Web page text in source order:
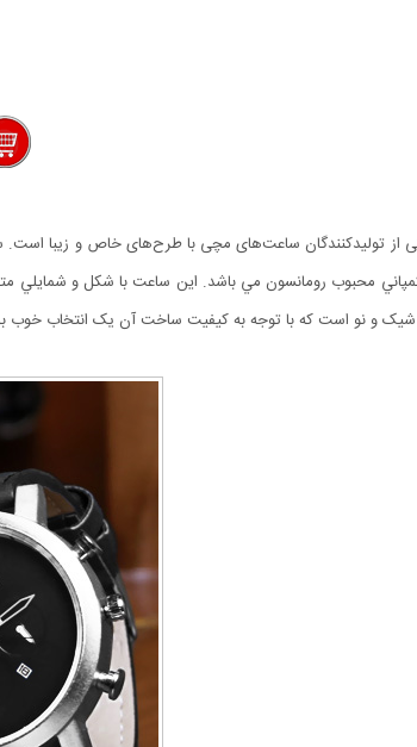
و نو است که با توجه به کیفیت ساخت آن یک انتخاب خوب